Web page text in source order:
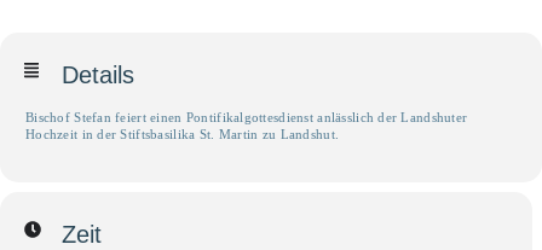
Details
Bischof Stefan feiert einen Pontifikalgottesdienst anlässlich der Landshuter
Hochzeit in der Stiftsbasilika St. Martin zu Landshut.
Zeit